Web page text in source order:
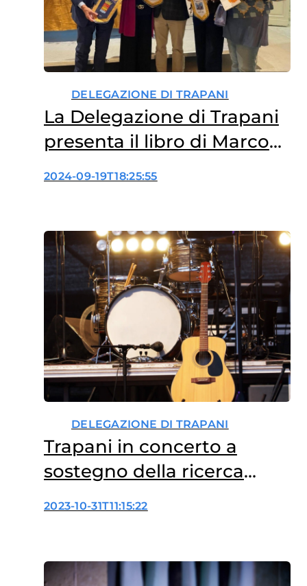
DELEGAZIONE DI TRAPANI
La Delegazione di Trapani
presenta il libro di Marco
Annoni “La felicità è un
2024-09-19T18:25:55
DELEGAZIONE DI TRAPANI
Trapani in concerto a
sostegno della ricerca
oncologica
2023-10-31T11:15:22